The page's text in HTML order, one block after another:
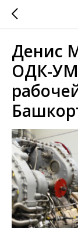
Денис
ОДК-